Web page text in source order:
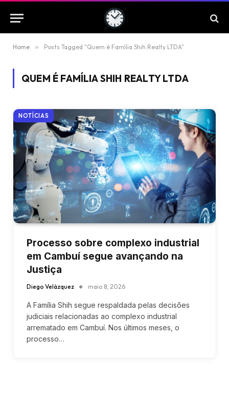
Home » Posts Tagged "Quem é Família Shih Realty LTDA"
QUEM É FAMÍLIA SHIH REALTY LTDA
NOTÍCIAS
Processo sobre complexo industrial
em Cambuí segue avançando na
Justiça
Diego Velázquez maio 8, 2026
A Família Shih segue respaldada pelas decisões
judiciais relacionadas ao complexo industrial
arrematado em Cambuí. Nos últimos meses, o
processo…